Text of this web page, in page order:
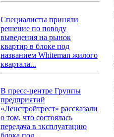
Специалисты приняли
решение по поводу
выведения на рынок
квартир в блоке под
названием Whiteman жилого
квартала...
В пресс-центре Группы
предприятий
«Ленстройтрест» рассказали
о том, что состоялась
передача в эксплуатацию
блока под...